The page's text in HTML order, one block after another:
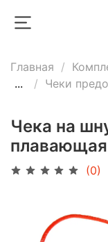
Главная
...
Чеки
Чека на
плавающая
(0)